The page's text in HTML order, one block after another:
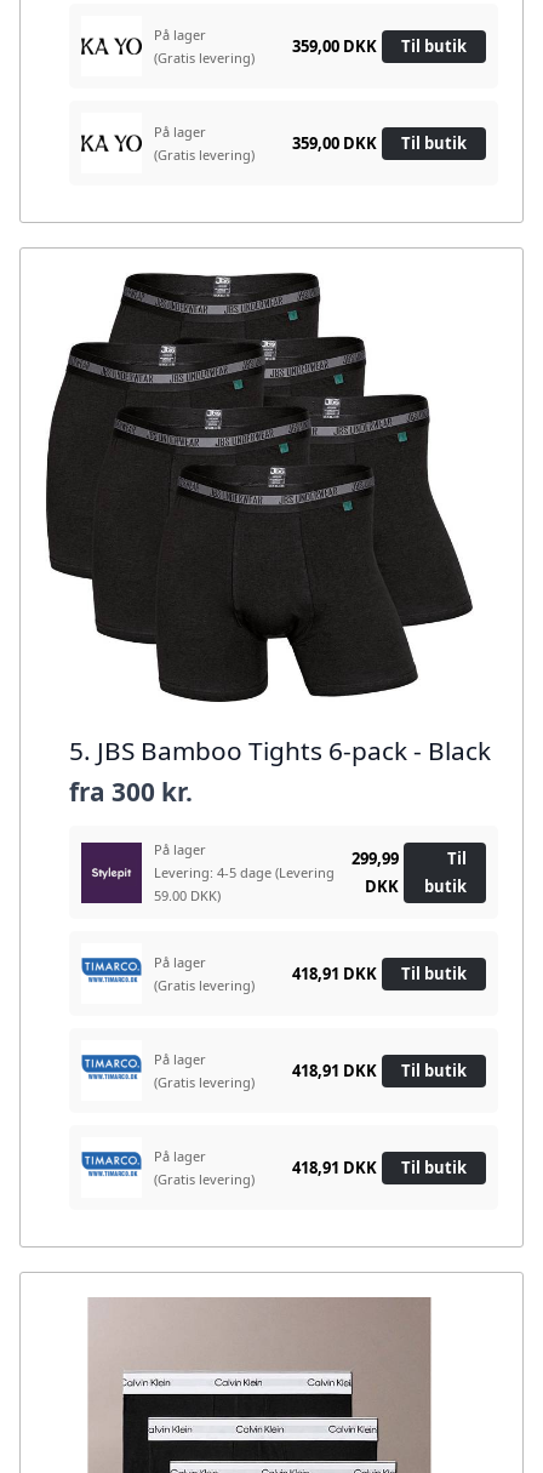
På lager
(Gratis levering)
359,00 DKK Til butik
På lager
(Gratis levering)
359,00 DKK Til butik
5. JBS Bamboo Tights 6-pack - Black
fra 300 kr.
På lager
Levering: 4-5 dage (Levering
59.00 DKK)
299,99
DKK
Til
butik
På lager
(Gratis levering)
418,91 DKK Til butik
På lager
(Gratis levering)
418,91 DKK Til butik
På lager
(Gratis levering)
418,91 DKK Til butik